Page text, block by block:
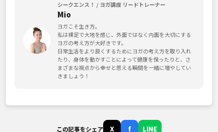
シークエンス！ / ヨガ講座 リードトレーナー
Mio
ヨガこそ生き方。
私は裸足で大地を感じ、外面ではなく内面を大切にする
ヨガの考え方が大好きです。
日常生活をより良くするためにヨガの考え方を取り入れ
たり、身体を動かすことによって健康を保ったりと、さ
まざまな視点から幸せと思える瞬間を一緒に増やしてい
きましょう！
この記事をシェア X f LINE